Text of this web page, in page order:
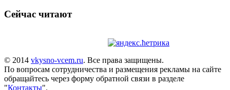
Сейчас читают
© 2014 vkysno-vcem.ru. Все права защищены.
По вопросам сотрудничества и размещения рекламы на сайте
обращайтесь через форму обратной связи в разделе
"Контакты".